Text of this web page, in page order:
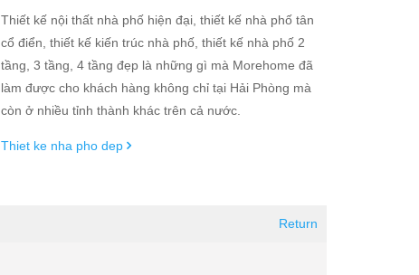
Thiết kế nội thất nhà phố hiện đại, thiết kế nhà phố tân
cổ điển, thiết kế kiến trúc nhà phố, thiết kế nhà phố 2
tầng, 3 tầng, 4 tầng đẹp là những gì mà Morehome đã
làm được cho khách hàng không chỉ tại Hải Phòng mà
còn ở nhiều tỉnh thành khác trên cả nước.
Thiet ke nha pho dep
Return